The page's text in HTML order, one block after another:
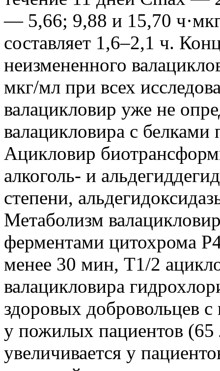
— 5,66; 9,88 и 15,70
составляет 1,6–2,1 ч.
неизмененного
мкг/мл при всех
валацикловир уже не
валацикловира с
Ацикловир
алкоголь- и
степени,
Метаболизм
ферментами цитохрома
менее 30 мин, T1/2
валацикловира
здоровых добровольцев
у пожилых пациентов
увеличивается у